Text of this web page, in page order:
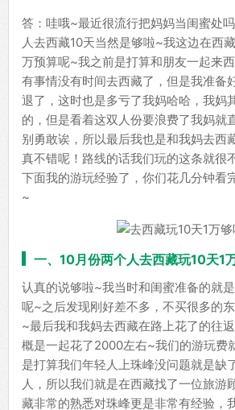
答：哇哦~最近很流行把妈妈当闺蜜处
人去西藏10天当然是够啦~我这边在西
万预算呢~我之前是打算和朋友一起来
有事情没有时间去西藏了，但是我准备
退了，这时也是多亏了我妈哈哈，我妈
的，但是看着这双人份要浪费了我妈就
别勇敢诶，所以最后我也是和我妈去西
真不错呢！路线的话我们玩的这条就很
下面我的游玩经验了，你们花几分钟看
~
一、10月份两个人去西藏玩10天1
认真的说够啦~我当时和闺蜜准备的就
呢~之后发现刚好差不多，不买很多的
~最后我和我妈去西藏在路上花了的往
概是一起花了2000左右~我们的游玩费
是打算我们年轻人上珠峰没问题就是缺
人，所以我们就是在西藏找了一位旅游
藏非常的熟悉对珠峰更是非常有经验，